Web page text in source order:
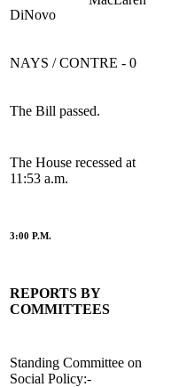
DiNovo
NAYS / CONTRE - 0
The Bill passed.
The House recessed at
11:53 a.m.
3:00 P.M.
REPORTS BY
COMMITTEES
Standing Committee on
Social Policy:-